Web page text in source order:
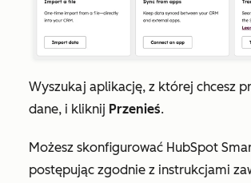
Wyszukaj aplikację, z której chcesz
dane, i kliknij Przenieś.
Możesz skonfigurować HubSpot
postępując zgodnie z instrukcjami